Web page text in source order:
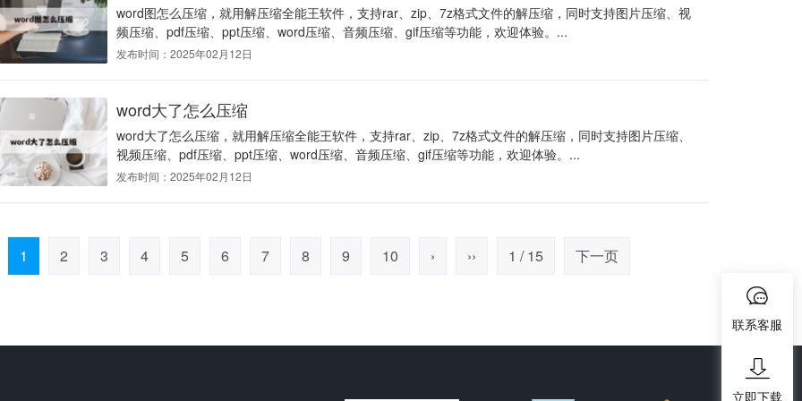
word图怎么压缩，就用解压缩全能王软件，支持rar、zip、7z格式文件的解压缩，同时支持图片压缩、视
频压缩、pdf压缩、ppt压缩、word压缩、音频压缩、gif压缩等功能，欢迎体验。...
发布时间：2025年02月12日
word大了怎么压缩
word大了怎么压缩，就用解压缩全能王软件，支持rar、zip、7z格式文件的解压缩，同时支持图片压缩、
视频压缩、pdf压缩、ppt压缩、word压缩、音频压缩、gif压缩等功能，欢迎体验。...
发布时间：2025年02月12日
1 2 3 4 5 6 7 8 9 10 › ›› 1 / 15 下一页
联系客服
立即下载